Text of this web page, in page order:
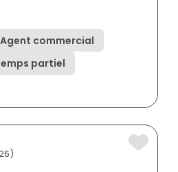
Agent commercial
partiel